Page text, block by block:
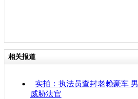
相关报道
实拍：执法员查封老赖豪车
威胁法官